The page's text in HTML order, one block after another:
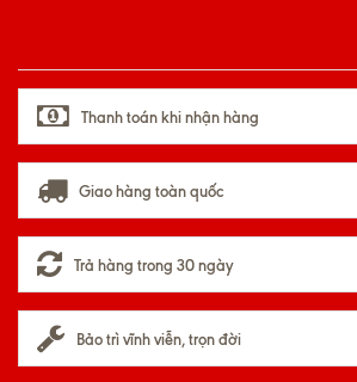
Thanh toán khi nhận hàng
Giao hàng toàn quốc
Trả hàng trong 30 ngày
Bảo trì vĩnh viễn, trọn đời